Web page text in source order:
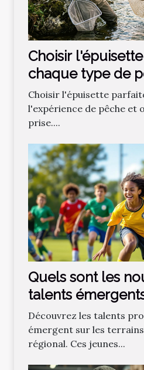
Choisir
chaque type de
Choisir l'épuisette
l'expérience de pêche et
prise....
Quels sont les
talents
football régional
Découvrez les talents
émergent sur les
régional. Ces jeunes...